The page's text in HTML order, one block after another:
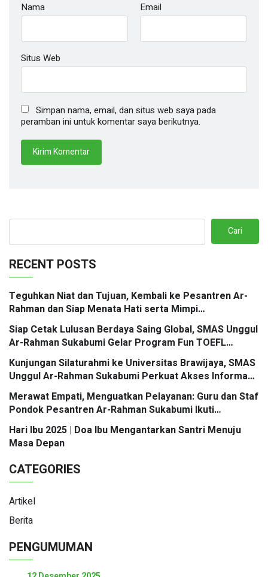
Nama Email
Situs Web
Simpan nama, email, dan situs web saya pada
peramban ini untuk komentar saya berikutnya.
Cari
RECENT POSTS
Teguhkan Niat dan Tujuan, Kembali ke Pesantren Ar-
Rahman dan Siap Menata Hati serta Mimpi
Berbingkaikan Doa
Siap Cetak Lulusan Berdaya Saing Global, SMAS Unggul
Ar-Rahman Sukabumi Gelar Program Fun TOEFL
Preparation Kolaborasi Santri Mengglobal
Kunjungan Silaturahmi ke Universitas Brawijaya, SMAS
Unggul Ar-Rahman Sukabumi Perkuat Akses Informasi
Jalur Masuk PTN
Merawat Empati, Menguatkan Pelayanan: Guru dan Staf
Pondok Pesantren Ar-Rahman Sukabumi Ikuti
Workshop Mastering Service Excellence
Hari Ibu 2025 | Doa Ibu Mengantarkan Santri Menuju
Masa Depan
CATEGORIES
Artikel
Berita
PENGUMUMAN